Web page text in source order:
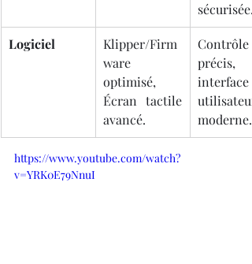
sécurisée.
Logiciel
Klipper/Firm
ware
optimisé,
Écran tactile
avancé.
Contrôle
précis,
interface
utilisateur
moderne.
https://www.youtube.com/watch?
v=YRK0E79NnuI